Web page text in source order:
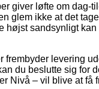
giver løfte om
glem ikke at det
højst sandsynligt
frembyder levering
du beslutte sig for
Nivå – vil blive at få